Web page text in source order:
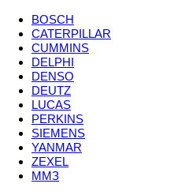
BOSCH
CATERPILLAR
CUMMINS
DELPHI
DENSO
DEUTZ
LUCAS
PERKINS
SIEMENS
YANMAR
ZEXEL
ММЗ